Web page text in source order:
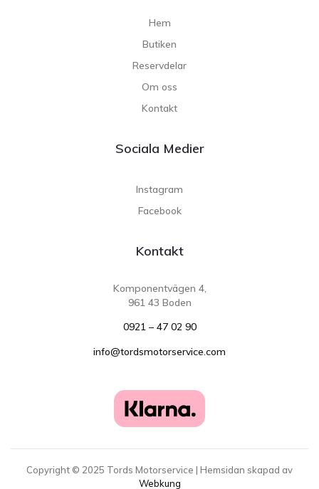
Hem
Butiken
Reservdelar
Om oss
Kontakt
Sociala Medier
Instagram
Facebook
Kontakt
Komponentvägen 4,
961 43 Boden
0921 – 47 02 90
info@tordsmotorservice.com
Copyright © 2025 Tords Motorservice | Hemsidan skapad av
Webkung